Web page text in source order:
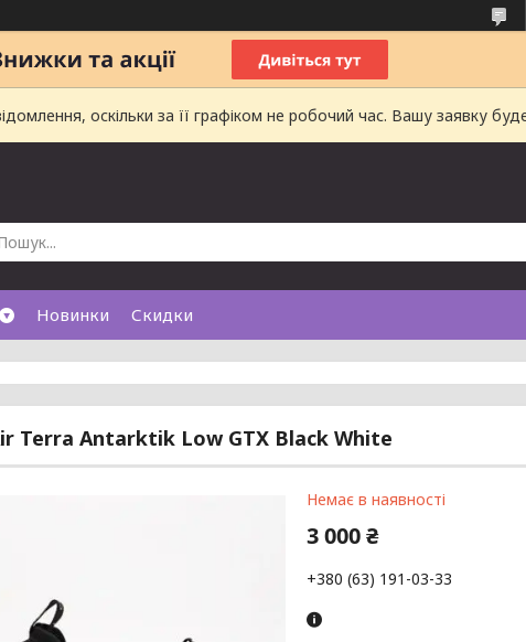
оскільки за її графіком не робочий час. Вашу заявку
Новинки Скидки
Terra Antarktik Low GTX Black White
Немає в наявності
3 000 ₴
+380 (63) 191-03-33